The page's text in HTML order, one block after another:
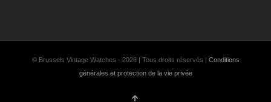
© Brussels Vintage Watches - 2026 | Tous droits réservés | Conditions
générales et protection de la vie privée